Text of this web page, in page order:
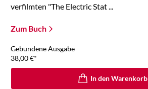
verfilmten "The Electric Stat ...
Zum Buch
Gebundene Ausgabe
38,00€*
In den Warenkorb